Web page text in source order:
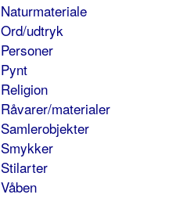
Naturmateriale
Ord/udtryk
Personer
Pynt
Religion
Råvarer/materialer
Samlerobjekter
Smykker
Stilarter
Våben